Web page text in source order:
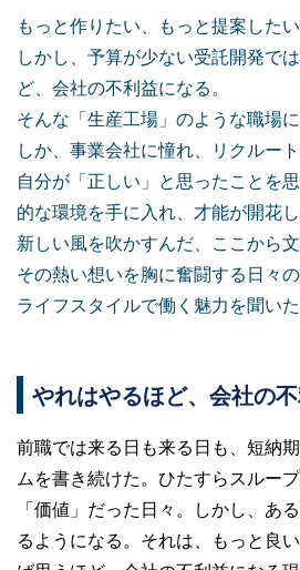
もっと作りたい、もっと提案したい
しかし、予算が少ない受託開発で
ど、会社の不利益になる。
そんな「生産工場」のような職場
しか、事業会社に憧れ、リクルート
自分が「正しい」と思ったことを
的な環境を手に入れ、才能が開花し
新しい風を吹かすんだ、ここから文
その熱い想いを胸に奮闘する日々
ライフスタイルで働く魅力を聞いた
やれはやるほど、会社の
前職では来る日も来る日も、短納
ムを書き続けた。ひたすらスルー
「価値」だった日々。しかし、あ
るようになる。それは、もっと良